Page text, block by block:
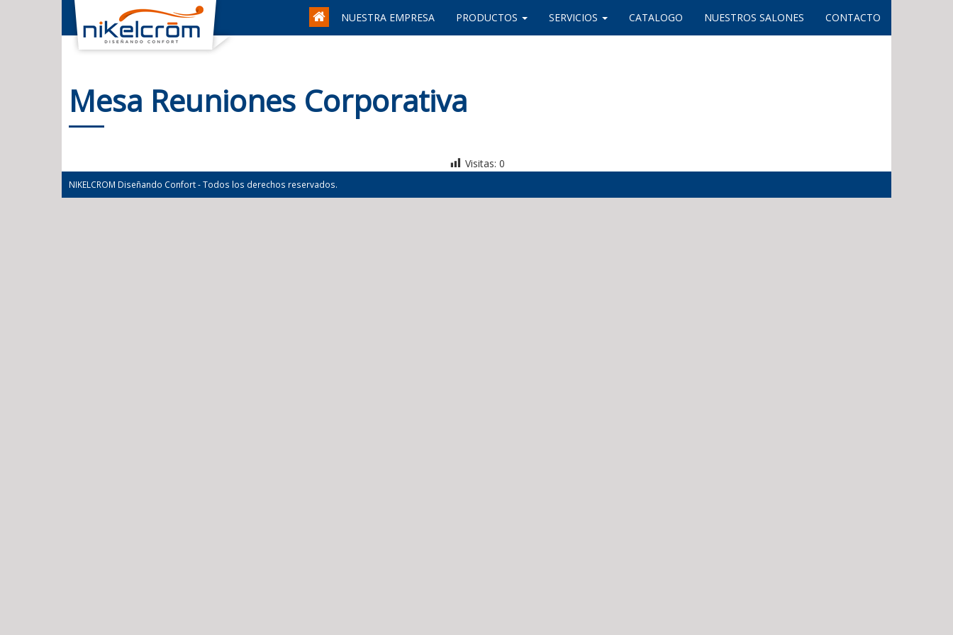
NUESTRA EMPRESA PRODUCTOS SERVICIOS CATALOGO NUESTROS SALONES CONTACTO
Mesa Reuniones Corporativa
Visitas: 0
NIKELCROM Diseñando Confort - Todos los derechos reservados.